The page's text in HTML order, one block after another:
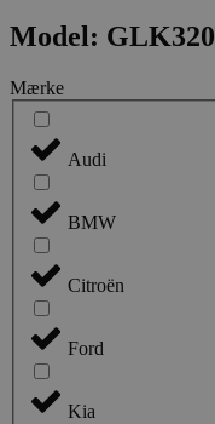
Model: GLK320
Mærke
Audi
BMW
Citroën
Ford
Kia